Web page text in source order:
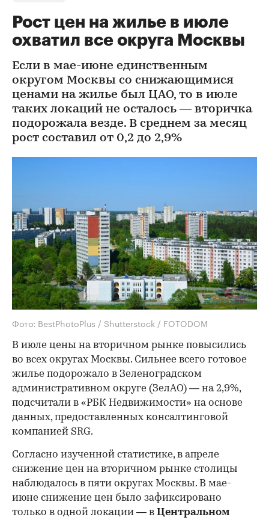
Рост цен на жилье в июле
охватил все округа Москвы
Если в мае-июне единственным
округом Москвы со снижающимися
ценами на жилье был ЦАО, то в июле
таких локаций не осталось — вторичка
подорожала везде. В среднем за месяц
рост составил от 0,2 до 2,9%
Фото: BestPhotoPlus / Shutterstock / FOTODOM
В июле цены на вторичном рынке повысились
во всех округах Москвы. Сильнее всего готовое
жилье подорожало в Зеленоградском
административном округе (ЗелАО) — на 2,9%,
подсчитали в «РБК Недвижимости» на основе
данных, предоставленных консалтинговой
компанией SRG.
Согласно изученной статистике, в апреле
снижение цен на вторичном рынке столицы
наблюдалось в пяти округах Москвы. В мае-
июне снижение цен было зафиксировано
только в одной локации — в Центральном